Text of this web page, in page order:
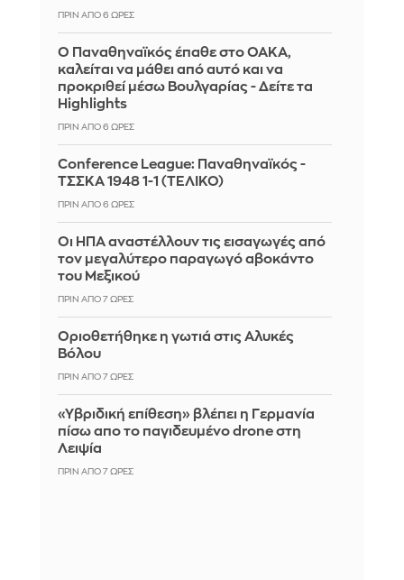
ΠΡΙΝ ΑΠΌ 6 ΏΡΕΣ
Ο Παναθηναϊκός έπαθε στο ΟΑΚΑ,
καλείται να μάθει από αυτό και να
προκριθεί μέσω Βουλγαρίας - Δείτε τα
Highlights
ΠΡΙΝ ΑΠΌ 6 ΏΡΕΣ
Conference League: Παναθηναϊκός -
ΤΣΣΚΑ 1948 1-1 (ΤΕΛΙΚΟ)
ΠΡΙΝ ΑΠΌ 6 ΏΡΕΣ
Οι ΗΠΑ αναστέλλουν τις εισαγωγές από
τον μεγαλύτερο παραγωγό αβοκάντο
του Μεξικού
ΠΡΙΝ ΑΠΌ 7 ΏΡΕΣ
Οριοθετήθηκε η γωτιά στις Αλυκές
Βόλου
ΠΡΙΝ ΑΠΌ 7 ΏΡΕΣ
«Υβριδική επίθεση» βλέπει η Γερμανία
πίσω απο το παγιδευμένο drone στη
Λειψία
ΠΡΙΝ ΑΠΌ 7 ΏΡΕΣ